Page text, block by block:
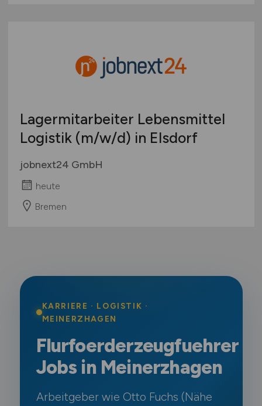
Lagermitarbeiter Lebensmittel
Logistik (m/w/d) in Elsdorf
jobnext24 GmbH
heute
Bremen
KARRIERE · LOGISTIK ·
MEINERZHAGEN
Flurfoerderzeugfuehrer
Jobs in Meinerzhagen
Arbeitgeber wie Otto Fuchs (Nähe